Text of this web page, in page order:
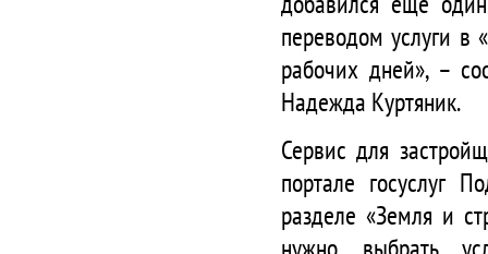
переводом услуги в
рабочих дней», –
Надежда Куртяник.
Сервис для
портале госуслуг
разделе «Земля и